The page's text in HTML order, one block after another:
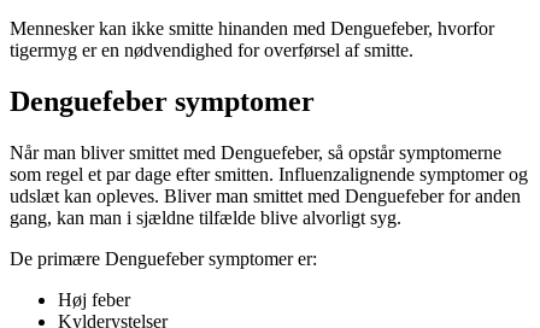
Mennesker kan ikke smitte hinanden med Denguefeber, hvorfor
tigermyg er en nødvendighed for overførsel af smitte.
Denguefeber symptomer
Når man bliver smittet med Denguefeber, så opstår symptomerne
som regel et par dage efter smitten. Influenzalignende symptomer og
udslæt kan opleves. Bliver man smittet med Denguefeber for anden
gang, kan man i sjældne tilfælde blive alvorligt syg.
De primære Denguefeber symptomer er:
Høj feber
Kylderystelser